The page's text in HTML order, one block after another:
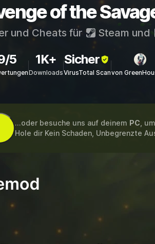
of the
und Cheats für Steam und
5 1K+
Downloads
Sicher
VirusTotal Scanvon
...oder besuche uns auf deinem PC ,
Hole dir Kein Schaden, Unbegrenzte